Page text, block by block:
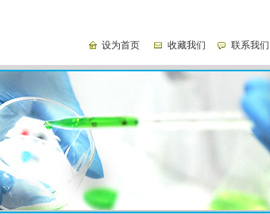
设为首页 收藏我们 联系我们